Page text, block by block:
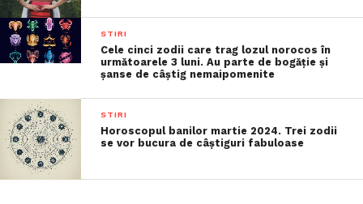
STIRI
Cele cinci zodii care trag lozul norocos în
următoarele 3 luni. Au parte de bogăție și
șanse de câștig nemaipomenite
STIRI
Horoscopul banilor martie 2024. Trei zodii
se vor bucura de câștiguri fabuloase